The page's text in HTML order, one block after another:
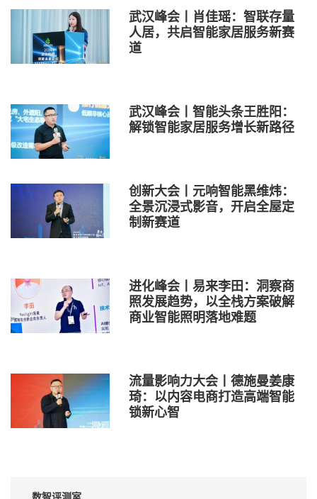
武汉峰会丨肖佳瑶：智联存量
人居，共启智能家居服务新赛
道
武汉峰会丨智能头条王胜阳：
解锁智能家居服务增长新路径
创新大会丨元响智能黑维炜：
全景沉浸式影音，开启全屋定
制新赛道
进化峰会丨易来李田：洞察商
照发展趋势，以全栈方案破解
商业智能照明落地难题
流量影响力大会丨德施曼姜康
琦：以内容电商打造高端智能
锁新心智